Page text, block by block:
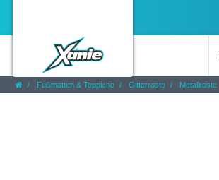
Fußmatten & Teppiche Gitterroste Metallroste